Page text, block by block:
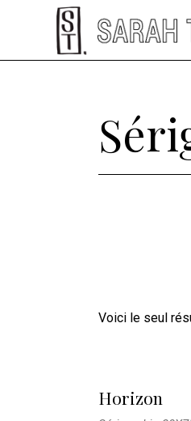
Voici le seul
Horizon